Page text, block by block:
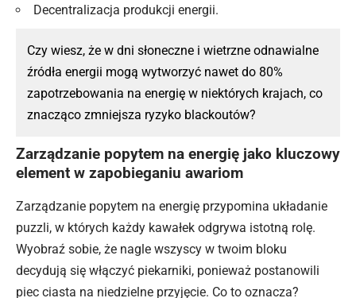
Decentralizacja produkcji energii.
Czy wiesz, że w dni słoneczne i wietrzne odnawialne
źródła energii mogą wytworzyć nawet do 80%
zapotrzebowania na energię w niektórych krajach, co
znacząco zmniejsza ryzyko blackoutów?
Zarządzanie popytem na energię jako kluczowy
element w zapobieganiu awariom
Zarządzanie popytem na energię przypomina układanie
puzzli, w których każdy kawałek odgrywa istotną rolę.
Wyobraź sobie, że nagle wszyscy w twoim bloku
decydują się włączyć piekarniki, ponieważ postanowili
piec ciasta na niedzielne przyjęcie. Co to oznacza?